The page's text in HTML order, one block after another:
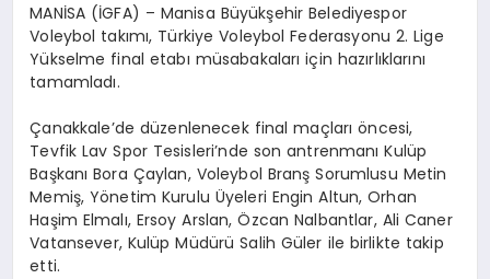
MANİSA (İGFA) – Manisa Büyükşehir Belediyespor
Voleybol takımı, Türkiye Voleybol Federasyonu 2. Lige
Yükselme final etabı müsabakaları için hazırlıklarını
tamamladı.
Çanakkale’de düzenlenecek final maçları öncesi,
Tevfik Lav Spor Tesisleri’nde son antrenmanı Kulüp
Başkanı Bora Çaylan, Voleybol Branş Sorumlusu Metin
Memiş, Yönetim Kurulu Üyeleri Engin Altun, Orhan
Haşim Elmalı, Ersoy Arslan, Özcan Nalbantlar, Ali Caner
Vatansever, Kulüp Müdürü Salih Güler ile birlikte takip
etti.